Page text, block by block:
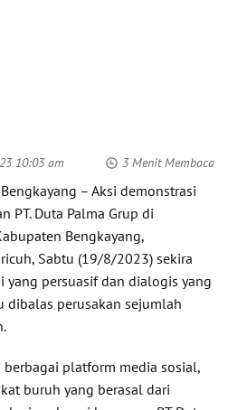
10:03 am 3 Menit Membaca
– Aksi demonstrasi
PT. Duta Palma Grup di
Bengkayang,
Sabtu (19/8/2023) sekira
yang persuasif dan dialogis yang
perusakan sejumlah
berbagai platform media sosial,
buruh yang berasal dari